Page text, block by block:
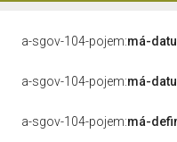
a-sgov-104-pojem:má-
a-sgov-104-pojem:má-
a-sgov-104-pojem:má-